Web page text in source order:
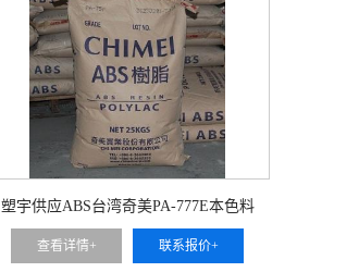
塑宇供应ABS台湾奇美PA-777E本色料
查看详情+ 联系报价+